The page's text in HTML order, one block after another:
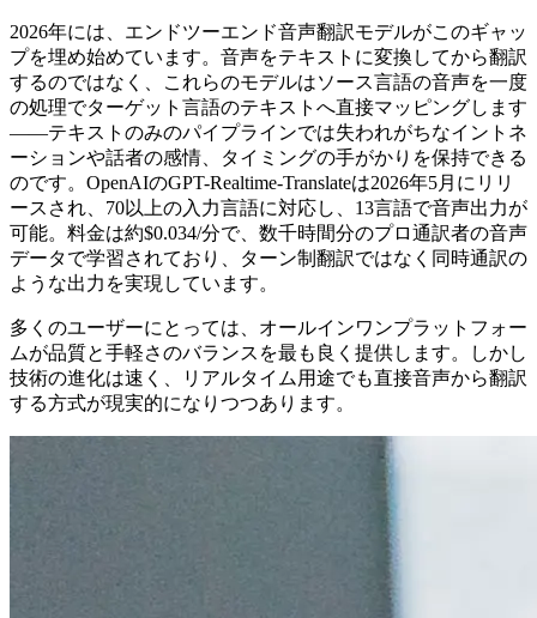
2026年には、エンドツーエンド音声翻訳モデルがこのギャッ
プを埋め始めています。音声をテキストに変換してから翻訳
するのではなく、これらのモデルはソース言語の音声を一度
の処理でターゲット言語のテキストへ直接マッピングします
——テキストのみのパイプラインでは失われがちなイントネ
ーションや話者の感情、タイミングの手がかりを保持できる
のです。OpenAIのGPT-Realtime-Translateは2026年5月にリリ
ースされ、70以上の入力言語に対応し、13言語で音声出力が
可能。料金は約$0.034/分で、数千時間分のプロ通訳者の音声
データで学習されており、ターン制翻訳ではなく同時通訳の
ような出力を実現しています。
多くのユーザーにとっては、オールインワンプラットフォー
ムが品質と手軽さのバランスを最も良く提供します。しかし
技術の進化は速く、リアルタイム用途でも直接音声から翻訳
する方式が現実的になりつつあります。